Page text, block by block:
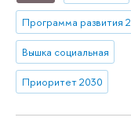
Программа развития
Вышка социальная
Приоритет 2030